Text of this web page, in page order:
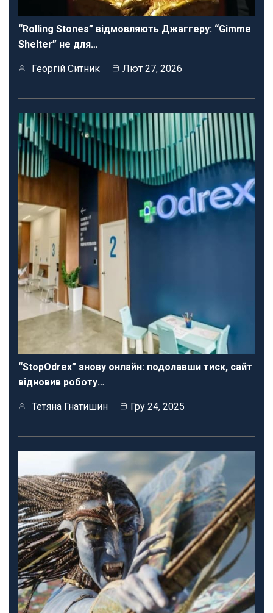
“Rolling Stones” відмовляють Джаггеру: “Gimme
Shelter” не для…
Георгій Ситник Лют 27, 2026
“StopOdrex” знову онлайн: подолавши тиск, сайт
відновив роботу…
Тетяна Гнатишин Гру 24, 2025